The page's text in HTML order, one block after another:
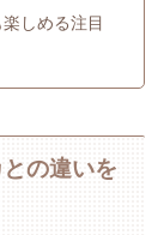
しめる注目
の違いを